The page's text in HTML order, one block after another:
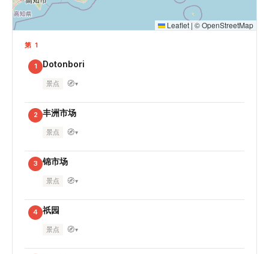
Leaflet | ©OpenStreetMap
第 1
1 Dotonbori
景点 🧭▾
2 丰洲市场
景点 🧭▾
3 锦市场
景点 🧭▾
4 祇园
景点 🧭▾